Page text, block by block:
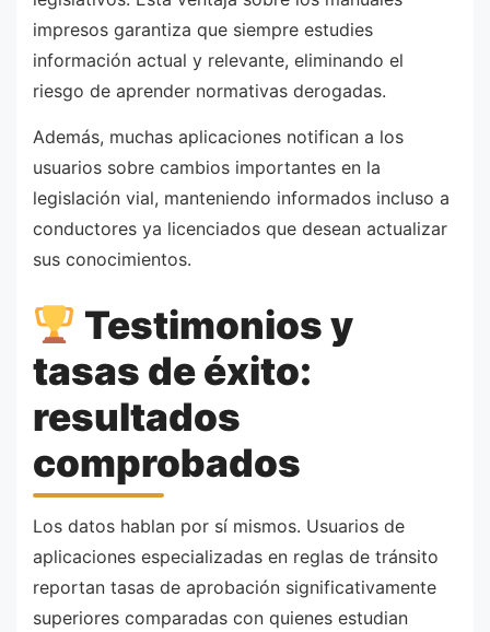
impresos garantiza que siempre estudies
información actual y relevante, eliminando el
riesgo de aprender normativas derogadas.
Además, muchas aplicaciones notifican a los
usuarios sobre cambios importantes en la
legislación vial, manteniendo informados incluso a
conductores ya licenciados que desean actualizar
sus conocimientos.
Testimonios y
tasas de éxito:
resultados
comprobados
Los datos hablan por sí mismos. Usuarios de
aplicaciones especializadas en reglas de tránsito
reportan tasas de aprobación significativamente
superiores comparadas con quienes estudian